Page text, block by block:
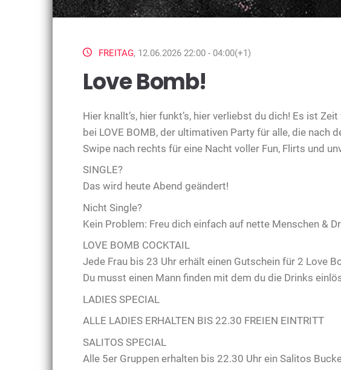
FREITAG, 12.06.2026 22:00 - 04:00(+1)
Love Bomb!
Hier knallt’s, hier funkt’s, hier verliebst du dich! Es ist
bei LOVE BOMB, der ultimativen Party für alle, die nach
Swipe nach rechts für eine Nacht voller Fun, Flirts und
SINGLE?
Das wird heute Abend geändert!
Nicht Single?
Kein Problem: Freu dich einfach auf nette Menschen &
LOVE BOMB COCKTAIL
Jede Frau bis 23 Uhr erhält einen Gutschein für 2 Love
Du musst einen Mann finden mit dem du die Drinks
LADIES SPECIAL
ALLE LADIES ERHALTEN BIS 22.30 FREIEN EINTRITT
SALITOS SPECIAL
Alle 5er Gruppen erhalten bis 22.30 Uhr ein Salitos